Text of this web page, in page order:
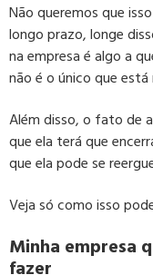
Não queremos que
longo prazo, longe
na empresa é algo a
não é o único que está
Além disso, o fato de
que ela terá que
que ela pode se
Veja só como isso
Minha empresa
fazer